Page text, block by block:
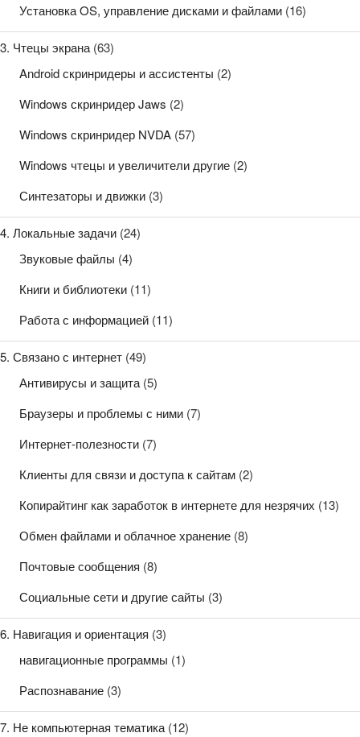
Установка OS, управление дисками и файлами (16)
3. Чтецы экрана(63)
Android скринридеры и ассистенты (2)
Windows скринридер Jaws (2)
Windows скринридер NVDA (57)
Windows чтецы и увеличители другие (2)
Синтезаторы и движки (3)
4. Локальные задачи (24)
Звуковые файлы (4)
Книги и библиотеки (11)
Работа с информацией (11)
5. Связано с интернет (49)
Антивирусы и защита (5)
Браузеры и проблемы с ними (7)
Интернет-полезности (7)
Клиенты для связи и доступа к сайтам (2)
Копирайтинг как заработок в интернете для незрячих (13)
Обмен файлами и облачное хранение (8)
Почтовые сообщения (8)
Социальные сети и другие сайты (3)
6. Навигация и ориентация (3)
навигационные программы (1)
Распознавание (3)
7. Не компьютерная тематика(12)